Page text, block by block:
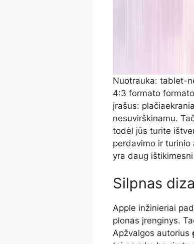
Nuotrauka: tablet-
4:3 formato
įrašus:
nesuvirškinamu.
todėl jūs turite
perdavimo ir turinio
yra daug
Silpnas
Apple inžinieriai
plonas įrenginys.
Apžvalgos autorius